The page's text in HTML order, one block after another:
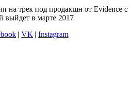
на трек под продакшн от Evidence с
выйдет в марте 2017
| VK | Instagram